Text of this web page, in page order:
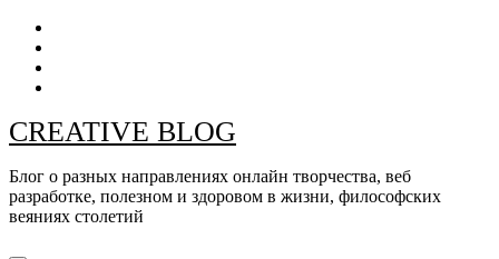
Перейти
содержанию
CREATIVE BLOG
Блог о разных направлениях онлайн творчества, веб
разработке, полезном и здоровом в жизни, философских
веяниях столетий